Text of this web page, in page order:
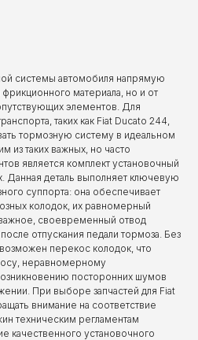
системы автомобиля напрямую
фрикционного материала, но и от
элементов. Для
таких как Fiat Ducato 244,
тормозную систему в идеальном
из таких важных, но часто
является комплект установочный
Данная деталь выполняет ключевую
суппорта: она обеспечивает
колодок, их равномерный
своевременный отвод
отпускания педали тормоза. Без
перекос колодок, что
неравномерному
посторонних шумов
При выборе запчастей для Fiat
внимание на соответствие
техническим регламентам
качественного установочного